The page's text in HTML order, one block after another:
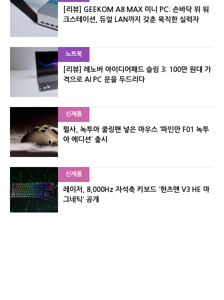
[리뷰] GEEKOM A8 MAX 미니 PC: 손바닥 위 워
크스테이션, 듀얼 LAN까지 갖춘 묵직한 실력자
노트북
[리뷰] 레노버 아이디어패드 슬림 3: 100만 원대 가
격으로 AI PC 문을 두드리다
신제품
펄사, 녹투아 쿨링팬 넣은 마우스 ‘파인만 F01 녹투
아 에디션’ 출시
신제품
레이저, 8,000Hz 자석축 키보드 ‘헌츠맨 V3 HE 마
그네틱’ 공개